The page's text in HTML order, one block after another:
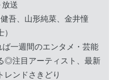
送
吾、山形純菜、金井憧
一週間のエンタメ・芸能
◎注目アーティスト、最新
レンドさきどり